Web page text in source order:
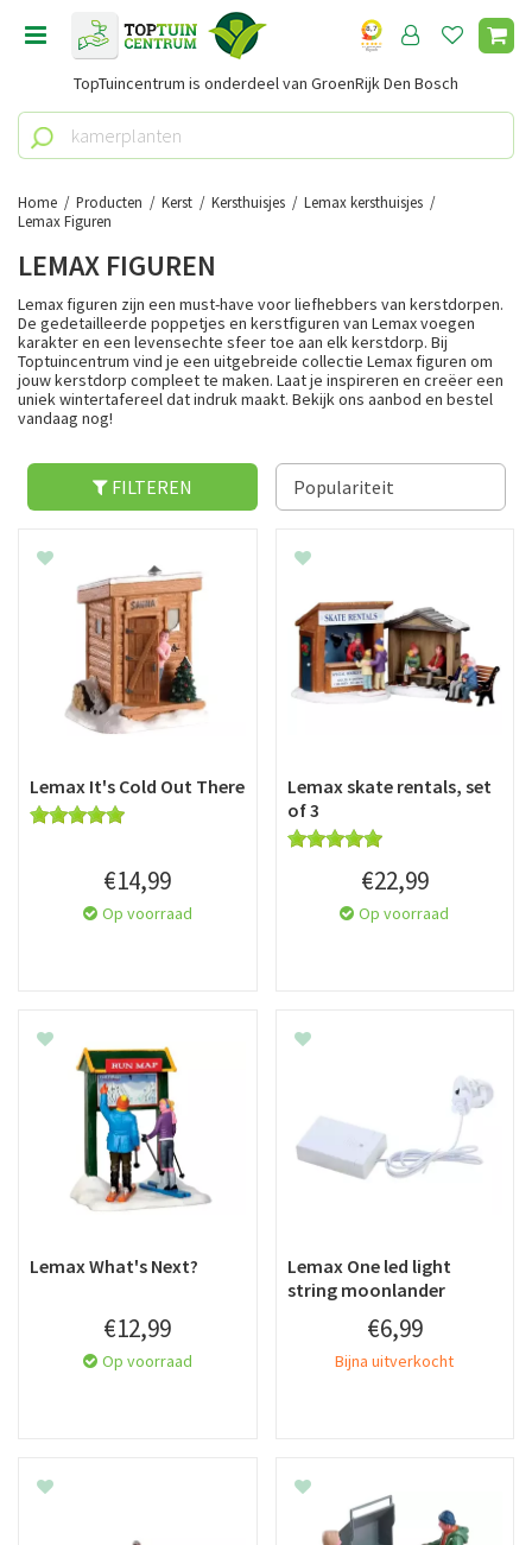
Home Producten Kerst Kersthuisjes
Lemax kersthuisjes
Lemax Figuren
TopTuincentrum is onderdeel van GroenRijk Den Bosch
LEMAX FIGUREN
Lemax figuren zijn een must-have voor liefhebbers van kerstdorpen.
De gedetailleerde poppetjes en kerstfiguren van Lemax voegen
karakter en een levensechte sfeer toe aan elk kerstdorp. Bij
Toptuincentrum vind je een uitgebreide collectie Lemax figuren om
jouw kerstdorp compleet te maken. Laat je inspireren en creëer een
uniek wintertafereel dat indruk maakt. Bekijk ons aanbod en bestel
vandaag nog!
FILTEREN
Lemax It's Cold Out There
€14,99
Op voorraad
Lemax skate rentals, set
of 3
€22,99
Op voorraad
Lemax What's Next?
€12,99
Op voorraad
Lemax One led light
string moonlander
€6,99
Bijna uitverkocht